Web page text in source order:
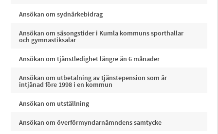
Ansökan om sydnärkebidrag
Ansökan om säsongstider i Kumla kommuns sporthallar
och gymnastiksalar
Ansökan om tjänstledighet längre än 6 månader
Ansökan om utbetalning av tjänstepension som är
intjänad före 1998 i en kommun
Ansökan om utställning
Ansökan om överförmyndarnämndens samtycke